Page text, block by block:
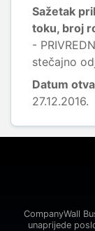
Sažetak
toku, broj
-
stečajno
Datum
27.12.2016.
CompanyWall
unaprijede